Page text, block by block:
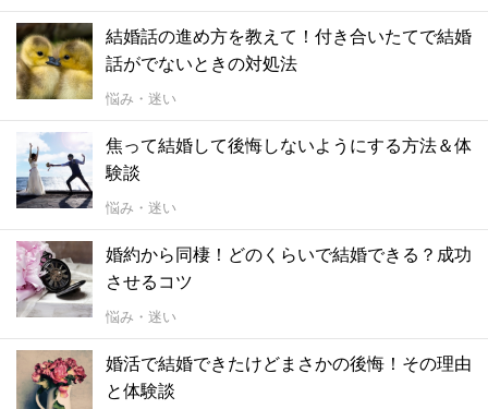
結婚話の進め方を教えて！付き合いたてで結婚
話がでないときの対処法
悩み・迷い
焦って結婚して後悔しないようにする方法＆体
験談
悩み・迷い
婚約から同棲！どのくらいで結婚できる？成功
させるコツ
悩み・迷い
婚活で結婚できたけどまさかの後悔！その理由
と体験談